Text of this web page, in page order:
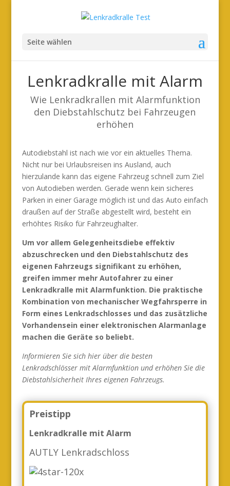
Seite wählen
Lenkradkralle mit Alarm
Wie Lenkradkrallen mit Alarmfunktion
den Diebstahlschutz bei Fahrzeugen
erhöhen
Autodiebstahl ist nach wie vor ein aktuelles Thema.
Nicht nur bei Urlaubsreisen ins Ausland, auch
hierzulande kann das eigene Fahrzeug schnell zum Ziel
von Autodieben werden. Gerade wenn kein sicheres
Parken in einer Garage möglich ist und das Auto einfach
draußen auf der Straße abgestellt wird, besteht ein
erhöhtes Risiko für Fahrzeughalter.
Um vor allem Gelegenheitsdiebe effektiv
abzuschrecken und den Diebstahlschutz des
eigenen Fahrzeugs signifikant zu erhöhen,
greifen immer mehr Autofahrer zu einer
Lenkradkralle mit Alarmfunktion. Die praktische
Kombination von mechanischer Wegfahrsperre in
Form eines Lenkradschlosses und das zusätzliche
Vorhandensein einer elektronischen Alarmanlage
machen die Geräte so beliebt.
Informieren Sie sich hier über die besten
Lenkradschlösser mit Alarmfunktion und erhöhen Sie die
Diebstahlsicherheit Ihres eigenen Fahrzeugs.
Preistipp
Lenkradkralle mit Alarm
AUTLY Lenkradschloss